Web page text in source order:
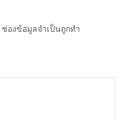
ช่องข้อมูลจำเป็นถูกทำ